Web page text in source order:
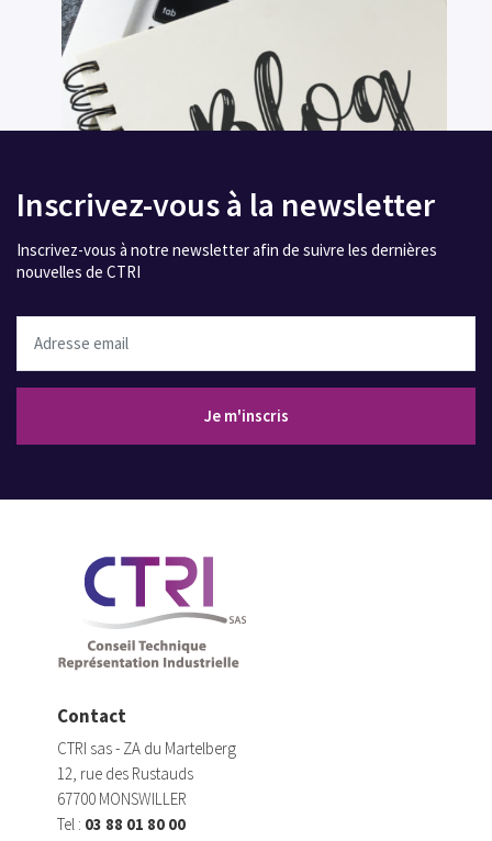
Inscrivez-vous à la newsletter
Inscrivez-vous à notre newsletter afin de suivre les dernières
nouvelles de CTRI
Adresse email
Je m'inscris
Contact
CTRI sas - ZA du Martelberg
12, rue des Rustauds
67700 MONSWILLER
Tel : 03 88 01 80 00